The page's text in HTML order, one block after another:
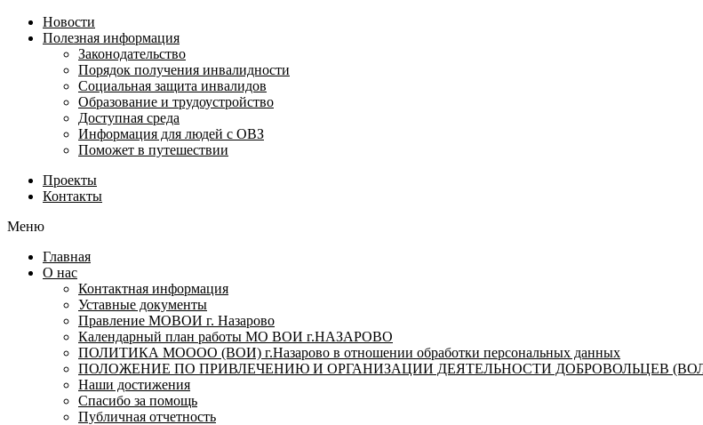
Новости
Полезная информация
Законодательство
Порядок получения инвалидности
Социальная защита инвалидов
Образование и трудоустройство
Доступная среда
Информация для людей с ОВЗ
Поможет в путешествии
Проекты
Контакты
Меню
Главная
О нас
Контактная информация
Уставные документы
Правление МОВОИ г. Назарово
Календарный план работы МО ВОИ г.НАЗАРОВО
ПОЛИТИКА МОООО (ВОИ) г.Назарово в отношении обработки персональных данных
ПОЛОЖЕНИЕ ПО ПРИВЛЕЧЕНИЮ И ОРГАНИЗАЦИИ ДЕЯТЕЛЬНОСТИ ДОБРОВОЛЬЦЕВ
Наши достижения
Спасибо за помощь
Публичная отчетность